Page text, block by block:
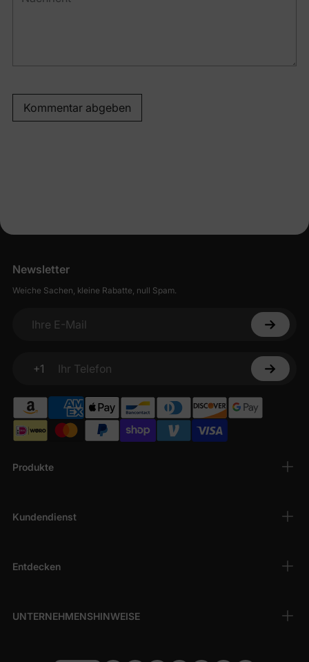
Kommentar abgeben
Produkte
Kundendienst
Entdecken
UNTERNEHMENSHINWEISE
Newsletter
Weiche Sachen, kleine Rabatte, null Spam.
Ihre E-Mail
+1
Ihr Telefon